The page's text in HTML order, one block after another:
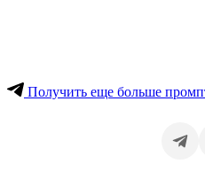
Получить еще больше